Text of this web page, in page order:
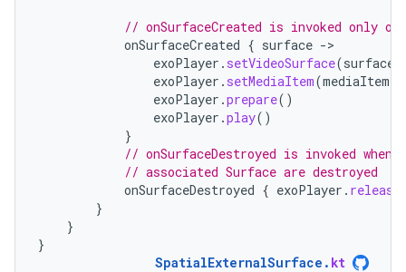
// onSurfaceCreated is invoked only
onSurfaceCreated { surface -
exoPlayer . setVideoSurface(surface
exoPlayer . setMediaItem(mediaItem
exoPlayer .prepare()
exoPlayer .play()
}
// onSurfaceDestroyed is invoked
// associated Surface are destroyed
onSurfaceDestroyed { exoPlayer . release
}
}
}
SpatialExternalSurface . kt